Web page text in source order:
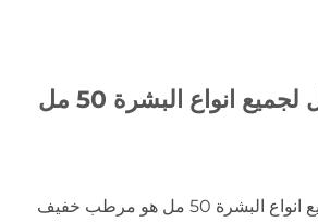
انواع البشرة 50 مل
ليلاك مرطب جل لجميع انواع البشرة 50 مل هو مرطب خفيف